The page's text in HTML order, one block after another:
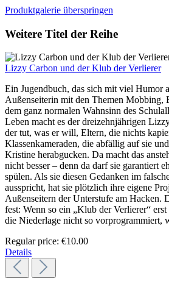
Produktgalerie überspringen
Weitere Titel der Reihe
Lizzy Carbon und der Klub der Verlierer
Ein Jugendbuch, das sich mit viel Humor
Außenseiterin mit den Themen Mobbing,
dem ganz normalen Wahnsinn des
Leben macht es der dreizehnjährigen
der tut, was er will, Eltern, die nichts
Klassenkameraden, die abfällig auf sie
Kristine herabgucken. Da macht das
nicht besser – denn da darf sie garantiert
spülen. Als sie diesen Gedanken im
ausspricht, hat sie plötzlich ihre eigene
Außenseitern der Unterstufe am Hacken.
fest: Wenn so ein „Klub der Verlierer“
die Niederlage nicht so vorprogrammiert,
Regular price: €10.00
Details